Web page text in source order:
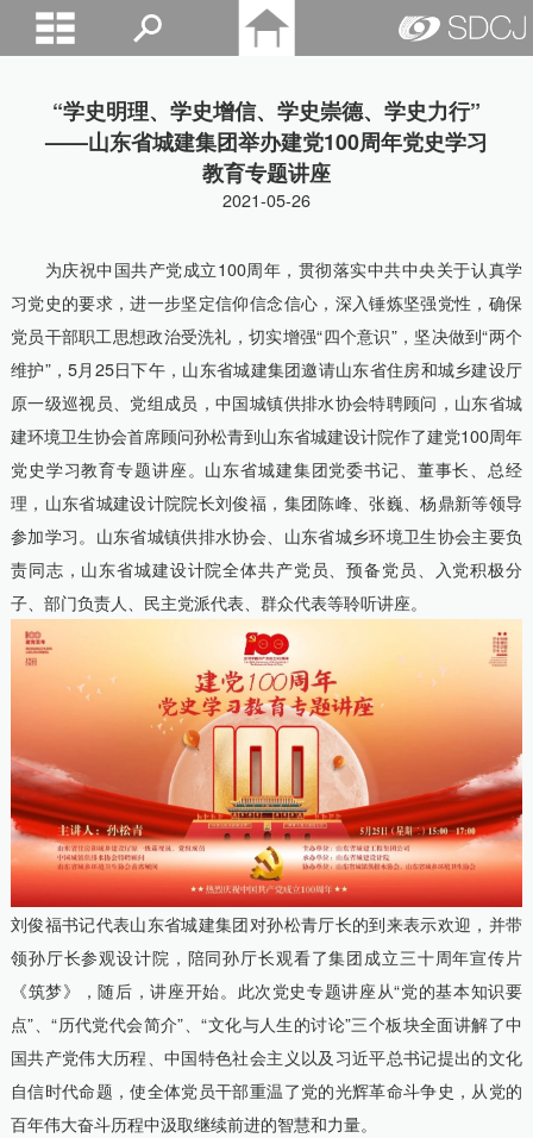
“学史明理、学史增信、学史崇德、学史力行”
——山东省城建集团举办建党100周年党史学习
教育专题讲座
2021-05-26
为庆祝中国共产党成立100周年，贯彻落实中共中央关于认真学
习党史的要求，进一步坚定信仰信念信心，深入锤炼坚强党性，确保
党员干部职工思想政治受洗礼，切实增强“四个意识”，坚决做到“两个
维护”，5月25日下午，山东省城建集团邀请山东省住房和城乡建设厅
原一级巡视员、党组成员，中国城镇供排水协会特聘顾问，山东省城
建环境卫生协会首席顾问孙松青到山东省城建设计院作了建党100周年
党史学习教育专题讲座。山东省城建集团党委书记、董事长、总经
理，山东省城建设计院院长刘俊福，集团陈峰、张巍、杨鼎新等领导
参加学习。山东省城镇供排水协会、山东省城乡环境卫生协会主要负
责同志，山东省城建设计院全体共产党员、预备党员、入党积极分
子、部门负责人、民主党派代表、群众代表等聆听讲座。
刘俊福书记代表山东省城建集团对孙松青厅长的到来表示欢迎，并带
领孙厅长参观设计院，陪同孙厅长观看了集团成立三十周年宣传片
《筑梦》，随后，讲座开始。此次党史专题讲座从“党的基本知识要
点”、“历代党代会简介”、“文化与人生的讨论”三个板块全面讲解了中
国共产党伟大历程、中国特色社会主义以及习近平总书记提出的文化
自信时代命题，使全体党员干部重温了党的光辉革命斗争史，从党的
百年伟大奋斗历程中汲取继续前进的智慧和力量。